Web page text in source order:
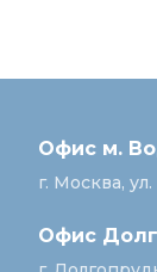
Офис м.
г. Москва,
Офис